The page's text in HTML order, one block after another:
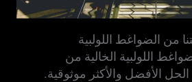
من الضواغط اللولبية
اللولبية الخالية من
الأفضل والأكثر موثوقية.